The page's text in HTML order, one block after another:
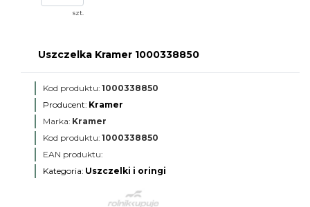
szt.
Uszczelka Kramer 1000338850
Kod produktu: 1000338850
Producent: Kramer
Marka: Kramer
Kod produktu: 1000338850
EAN produktu:
Kategoria: Uszczelki i oringi